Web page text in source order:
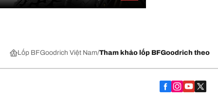
Lốp BFGoodrich Việt Nam Tham khảo lốp BFGoodrich theo